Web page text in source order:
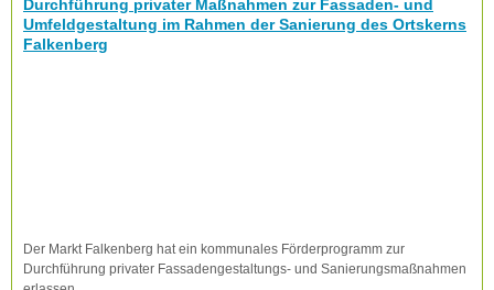
Durchführung privater Maßnahmen zur Fassaden- und
Umfeldgestaltung im Rahmen der Sanierung des Ortskerns
Falkenberg
Der Markt Falkenberg hat ein kommunales Förderprogramm zur
Durchführung privater Fassadengestaltungs- und Sanierungsmaßnahmen